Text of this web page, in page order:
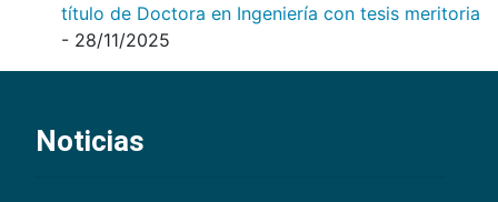
título de Doctora en Ingeniería con tesis meritoria
- 28/11/2025
Noticias